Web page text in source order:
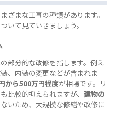
ざまな工事の種類があります。
いて見ていきましょう。
部分的な改修を指します。例え
、内装の変更などが含まれま
から500万円程度が相場です。リ
比較的抑えられますが、 建物の
いため、大規模な修繕や改修に